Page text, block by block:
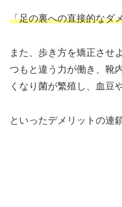
「足の裏への直接的なダ
また、歩き方を矯正させ
つもと違う力が働き、靴
くなり菌が繁殖し、血豆
といったデメリットの連